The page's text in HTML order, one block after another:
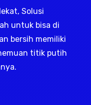
Solusi
untuk bisa di
bersih memiliki
titik putih